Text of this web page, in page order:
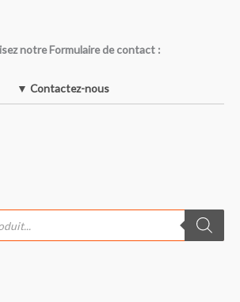
notre Formulaire de contact :
▼ Contactez-nous